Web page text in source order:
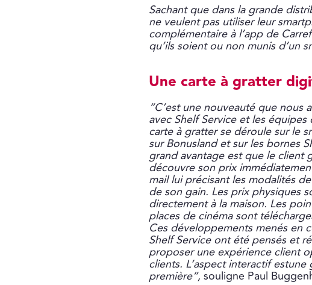
Sachant que dans la grande
ne veulent pas utiliser leur
complémentaire à l’app de
qu’ils soient ou non munis d’un
Une carte à gratter
“C’est une nouveauté que nous
avec Shelf Service et les équipes
carte à gratter se déroule sur le
sur Bonusland et sur les bornes
grand avantage est que le client
découvre son prix
mail lui précisant les modalités
de son gain. Les prix physiques
directement à la maison. Les
places de cinéma sont
Ces développements menés en
Shelf Service ont été pensés et
proposer une expérience client
clients. L’aspect interactif estune
première”, souligne Paul